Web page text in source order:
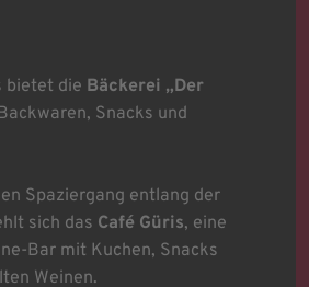
bietet die Bäckerei „Der
Snacks und
Spaziergang entlang der
sich das Café Güris, eine
Bar mit Kuchen, Snacks
Weinen.